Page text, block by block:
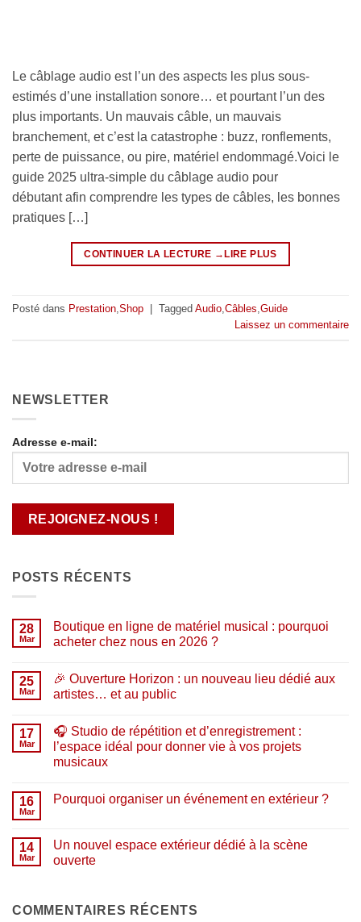
Le câblage audio est l’un des aspects les plus sous-
estimés d’une installation sonore… et pourtant l’un des
plus importants. Un mauvais câble, un mauvais
branchement, et c’est la catastrophe : buzz, ronflements,
perte de puissance, ou pire, matériel endommagé.Voici le
guide 2025 ultra-simple du câblage audio pour
débutant afin comprendre les types de câbles, les bonnes
pratiques […]
CONTINUER LA LECTURE →
Posté dans Prestation Shop Tagged Audio Câbles Guide
Laissez un commentaire
NEWSLETTER
Adresse e-mail:
POSTS RÉCENTS
28
Mar
Boutique en ligne de matériel musical : pourquoi
acheter chez nous en 2026 ?
sur
Boutique
en
matériel
musical
pourquoi
nous
en
25
Mar
🎉 Ouverture Horizon : un nouveau lieu dédié aux
artistes… et au public
sur
🎉
Ouverture
Horizon
nouveau
lieu
et
au
public
17
Mar
🎧 Studio de répétition et d’enregistrement :
l’espace idéal pour donner vie à vos projets
musicaux
sur
répétition
et
d’enregistrement
pour
donner
16
Mar
Pourquoi organiser un événement en extérieur ?
Pourquoi
organiser
un
?
14
Mar
Un nouvel espace extérieur dédié à la scène
ouverte
Un
COMMENTAIRES RÉCENTS